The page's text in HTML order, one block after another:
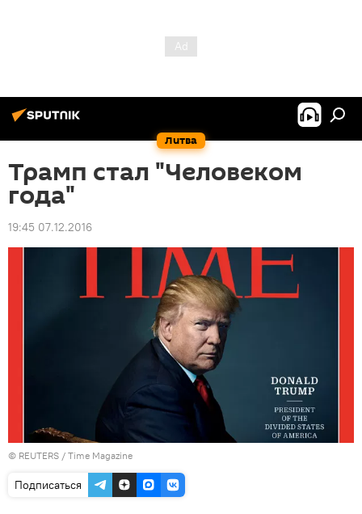
Литва
Трамп стал "Человеком
года"
19:45 07.12.2016
© REUTERS / Time Magazine
Подписаться